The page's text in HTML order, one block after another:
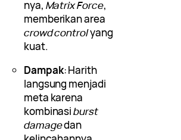
nya, Matrix Force,
memberikan area
crowd controlyang
kuat.
Dampak: Harith
langsung menjadi
meta karena
kombinasiburst
damagedan